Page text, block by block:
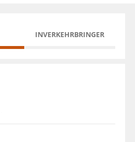
INVERKEHRBRINGER